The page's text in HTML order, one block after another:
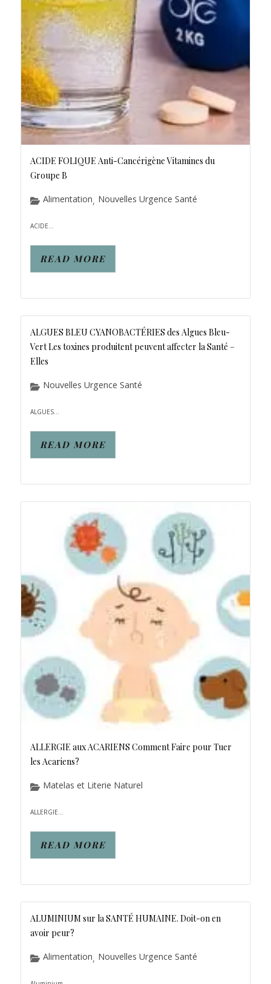
ACIDE FOLIQUE Anti-Cancérigène Vitamines du
Groupe B
Alimentation, Nouvelles Urgence Santé
ACIDE...
READ MORE
ALGUES BLEU CYANOBACTÉRIES des Algues Bleu-
Vert Les toxines produitent peuvent affecter la Santé –
Elles
Nouvelles Urgence Santé
ALGUES...
READ MORE
ALLERGIE aux ACARIENS Comment Faire pour Tuer
les Acariens?
Matelas et Literie Naturel
ALLERGIE...
READ MORE
ALUMINIUM sur la SANTÉ HUMAINE. Doit-on en
avoir peur?
Alimentation, Nouvelles Urgence Santé